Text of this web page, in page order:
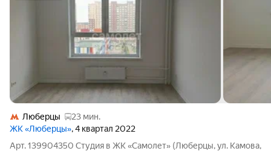
Люберцы
23 мин.
ЖК «Люберцы», 4 квартал 2022
Арт. 139904350 Студия в ЖК «Самолет» (Люберцы, ул. Камова,